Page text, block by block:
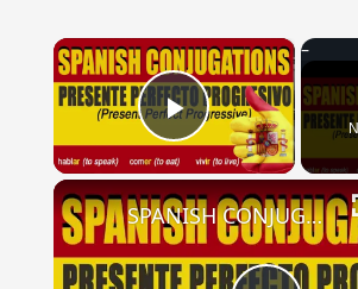
×
Play Video
SPANISH CONJUGATIONS: Present Perfect Progressive (Presente Perfecto Progresivo)